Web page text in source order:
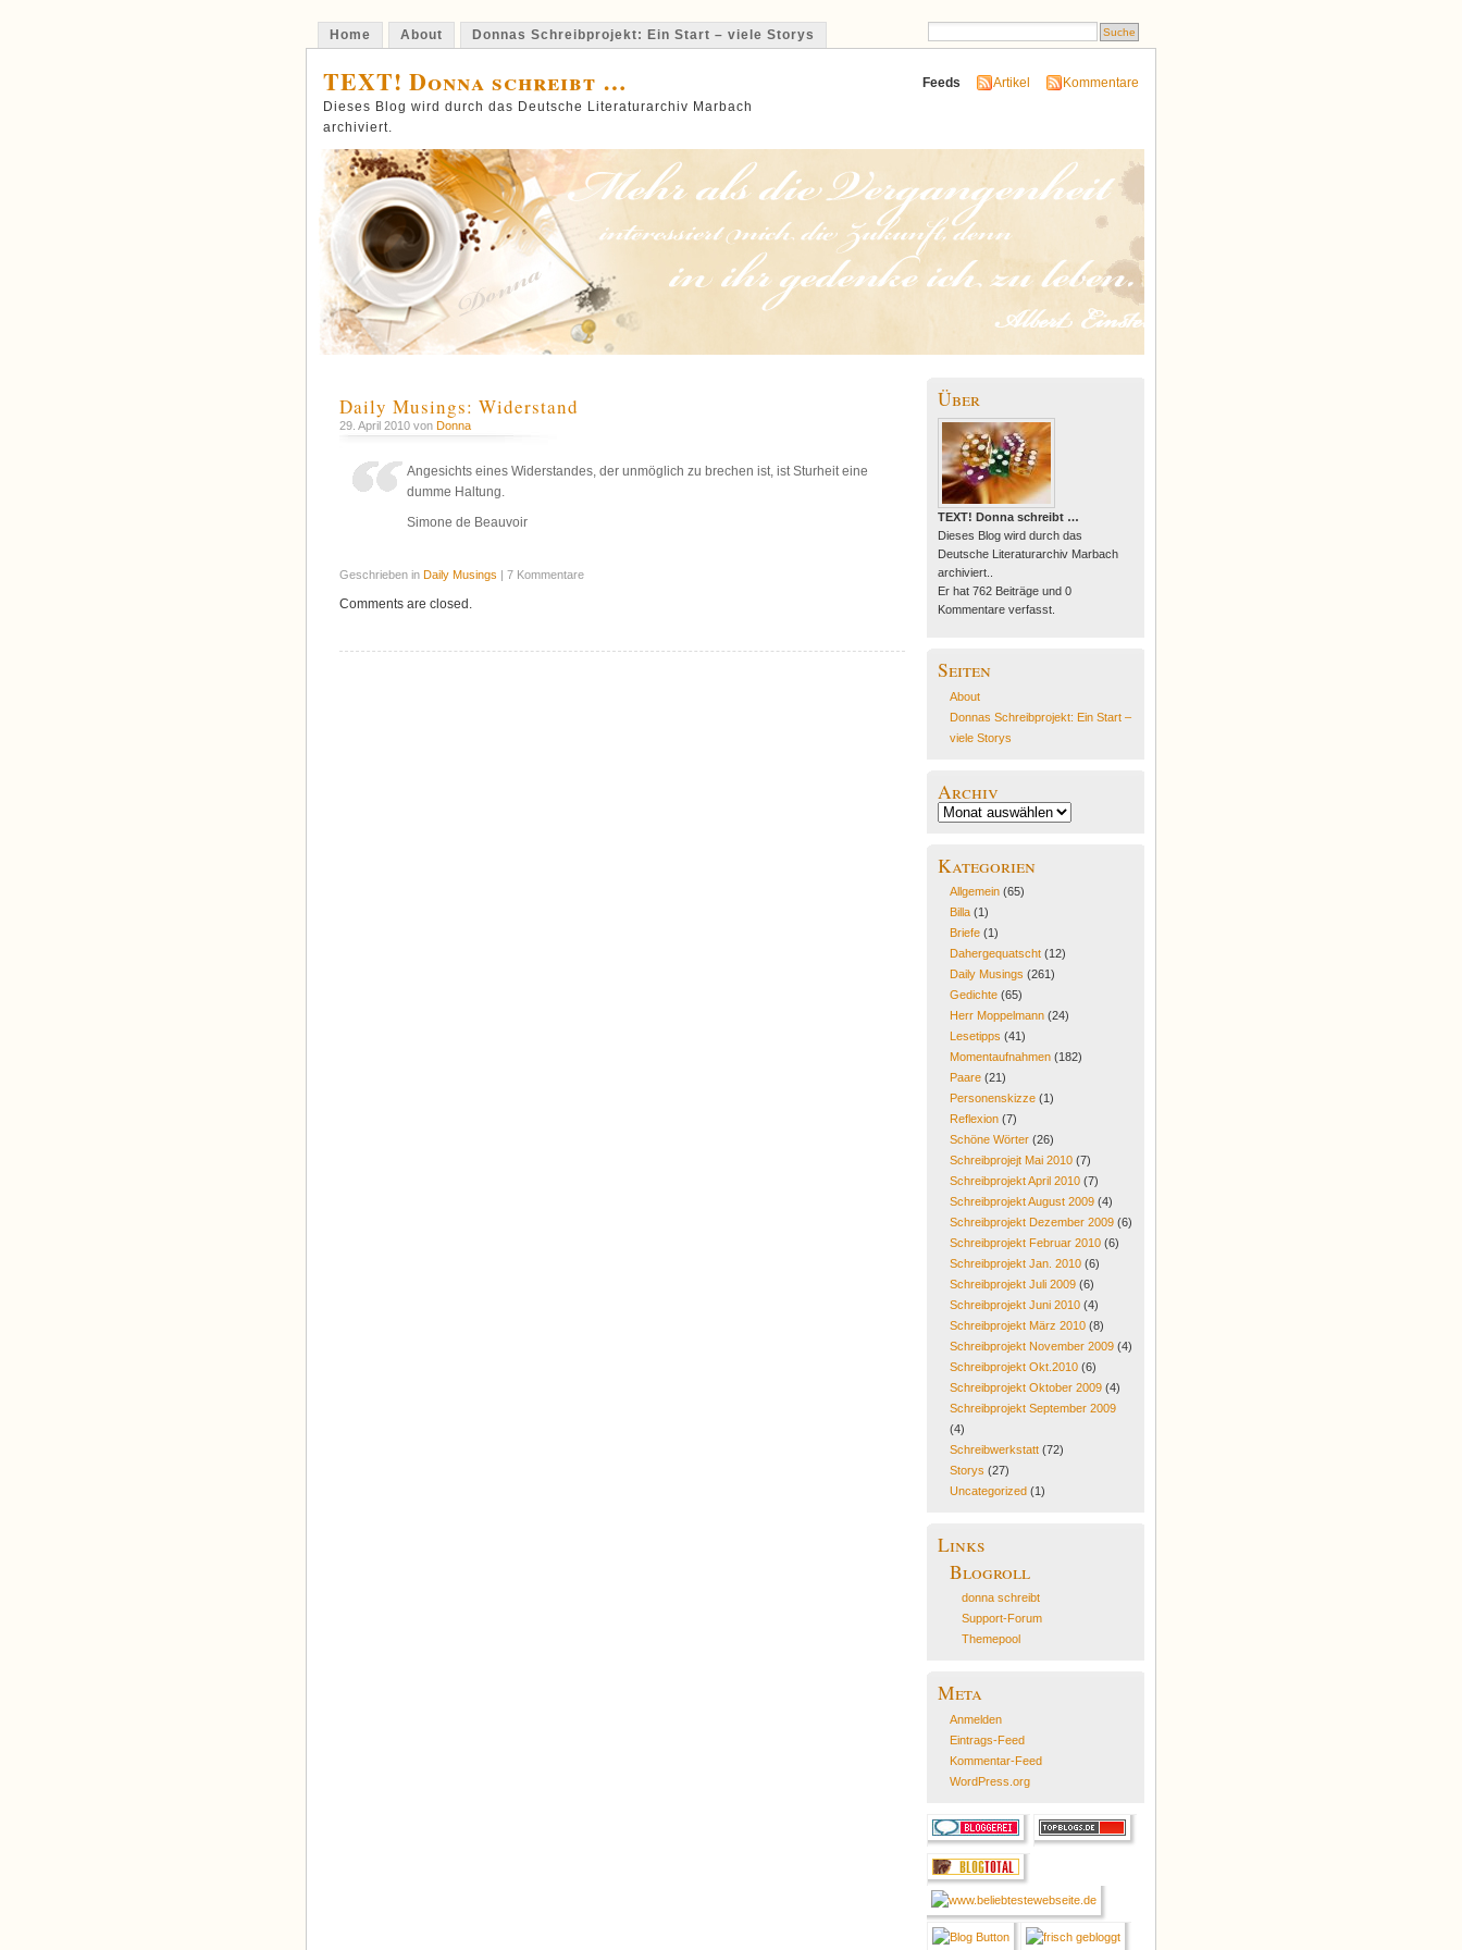
Home About Donnas Schreibprojekt: Ein Start – viele Storys
TEXT! Donna schreibt …
Dieses Blog wird durch das Deutsche Literaturarchiv Marbach
archiviert.
Feeds Artikel Kommentare
Daily Musings: Widerstand
29. April 2010 von Donna
Angesichts eines Widerstandes, der unmöglich zu brechen ist, ist Sturheit eine
dumme Haltung.
Simone de Beauvoir
Geschrieben in Daily Musings | 7 Kommentare
Comments are closed.
Über
TEXT! Donna schreibt …
Dieses Blog wird durch das
Deutsche Literaturarchiv Marbach
archiviert..
Er hat 762 Beiträge und 0
Kommentare verfasst.
Seiten
About
Donnas Schreibprojekt: Ein Start –
viele Storys
Archiv
Archiv
Kategorien
Allgemein(65)
Billa(1)
Briefe(1)
Dahergequatscht(12)
Daily Musings (261)
Gedichte(65)
Herr Moppelmann(24)
Lesetipps (41)
Momentaufnahmen(182)
Paare(21)
Personenskizze(1)
Reflexion(7)
Schöne Wörter(26)
Schreibprojejt Mai 2010(7)
Schreibprojekt April 2010(7)
Schreibprojekt August 2009(4)
Schreibprojekt Dezember 2009(6)
Schreibprojekt Februar 2010(6)
Schreibprojekt Jan. 2010(6)
Schreibprojekt Juli 2009(6)
Schreibprojekt Juni 2010(4)
Schreibprojekt März 2010(8)
Schreibprojekt November 2009(4)
Schreibprojekt Okt.2010(6)
Schreibprojekt Oktober 2009(4)
Schreibprojekt September 2009
(4)
Schreibwerkstatt(72)
Storys (27)
Uncategorized (1)
Links
Blogroll
donna schreibt
Support-Forum
Themepool
Meta
Anmelden
Eintrags-Feed
Kommentar-Feed
WordPress.org